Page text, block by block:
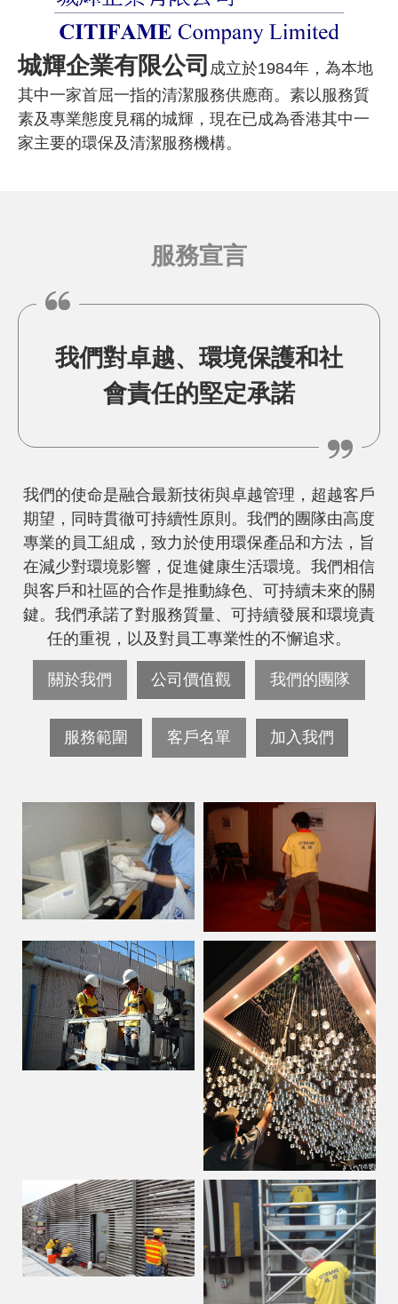
城輝企業有限公司 成立於1984年，為本地
其中一家首屈一指的清潔服務供應商。素以服務質
素及專業態度見稱的城輝，現在已成為香港其中一
家主要的環保及清潔服務機構。
服務宣言
我們對卓越、環境保護和社
會責任的堅定承諾
我們的使命是融合最新技術與卓越管理，超越客戶
期望，同時貫徹可持續性原則。我們的團隊由高度
專業的員工組成，致力於使用環保產品和方法，旨
在減少對環境影響，促進健康生活環境。我們相信
與客戶和社區的合作是推動綠色、可持續未來的關
鍵。我們承諾了對服務質量、可持續發展和環境責
任的重視，以及對員工專業性的不懈追求。
關於我們 公司價值觀 我們的團隊
服務範圍 客戶名單 加入我們